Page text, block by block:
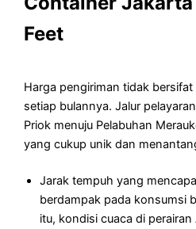
Feet
Harga pengiriman tidak
setiap bulannya. Jalur
Priok menuju Pelabuhan
yang cukup unik dan
Jarak tempuh yang
berdampak pada konsumsi
itu, kondisi cuaca di perairan